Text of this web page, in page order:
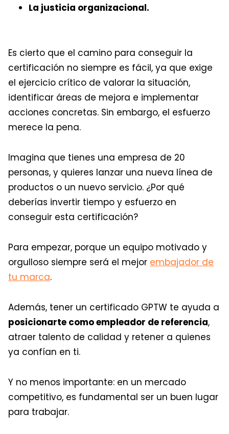
La justicia organizacional.
Es cierto que el camino para conseguir la
certificación no siempre es fácil, ya que exige
el ejercicio crítico de valorar la situación,
identificar áreas de mejora e implementar
acciones concretas. Sin embargo, el esfuerzo
merece la pena.
Imagina que tienes una empresa de 20
personas, y quieres lanzar una nueva línea de
productos o un nuevo servicio. ¿Por qué
deberías invertir tiempo y esfuerzo en
conseguir esta certificación?
Para empezar, porque un equipo motivado y
orgulloso siempre será el mejor embajador de
tu marca.
Además, tener un certificado GPTW te ayuda a
posicionarte como empleador de referencia,
atraer talento de calidad y retener a quienes
ya confían en ti.
Y no menos importante: en un mercado
competitivo, es fundamental ser un buen lugar
para trabajar.